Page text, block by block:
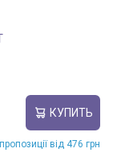
КУПИТЬ
від 476 грн